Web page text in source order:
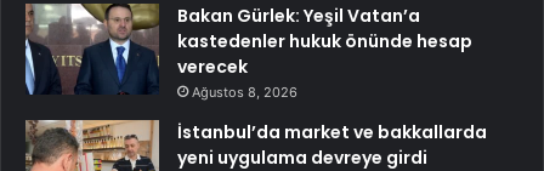
Bakan Gürlek: Yeşil Vatan’a
kastedenler hukuk önünde hesap
verecek
Ağustos 8, 2026
İstanbul’da market ve bakkallarda
yeni uygulama devreye girdi